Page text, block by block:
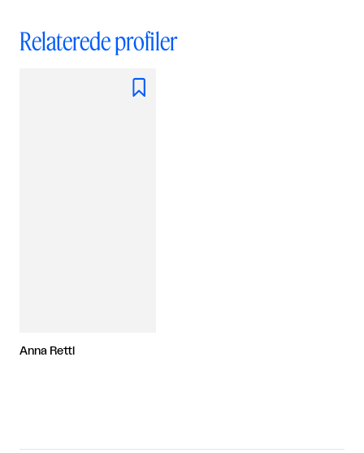
Relaterede profiler

Anna Rettl